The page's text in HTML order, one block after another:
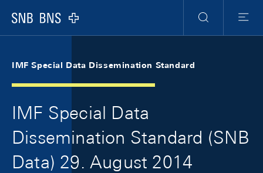
Logo
Suche
Menu
IMF Special Data Dissemination Standard
IMF Special Data
Dissemination Standard (SNB
Data) 29. August 2014